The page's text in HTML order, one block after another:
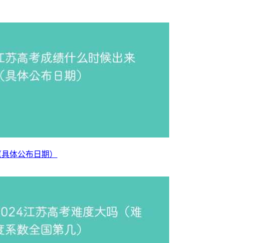
301-400
301-400
401-500
401-500
701-800
701-800
801-900
901-1000
体公布日期）